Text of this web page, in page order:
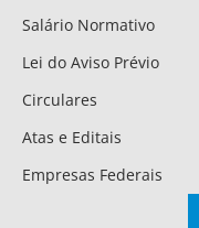
Salário Normativo
Lei do Aviso Prévio
Circulares
Atas e Editais
Empresas Federais